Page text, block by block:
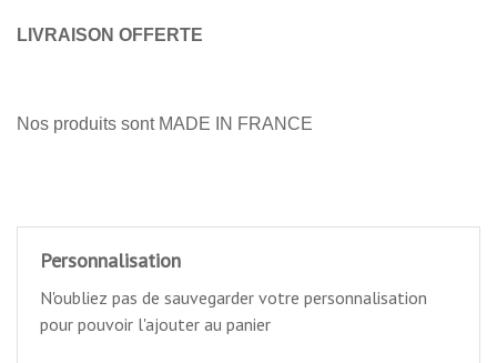
LIVRAISON OFFERTE
Nos produits sont MADE IN FRANCE
Personnalisation
N'oubliez pas de sauvegarder votre personnalisation
pour pouvoir l'ajouter au panier